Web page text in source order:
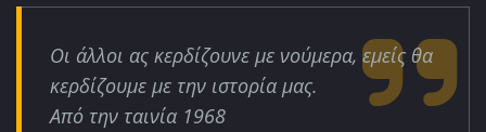
Οι άλλοι ας κερδίζουνε με νούμερα, εμείς θα
κερδίζουμε με την ιστορία μας.
Από την ταινία 1968